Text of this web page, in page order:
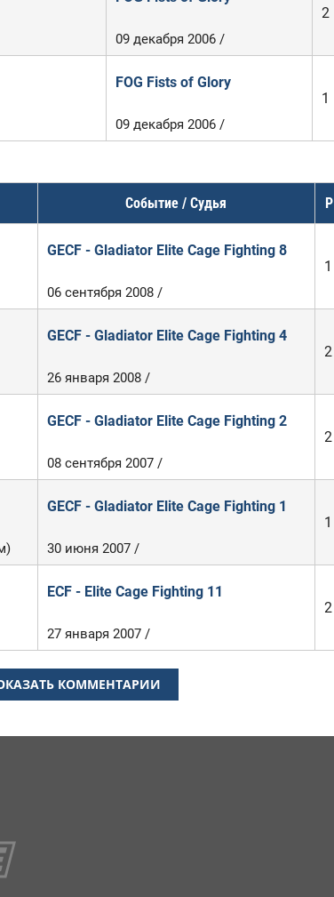
2
09 декабря 2006 /
FOG Fists of Glory
1
09 декабря 2006 /
Событие / Судья Р
GECF - Gladiator Elite Cage Fighting 8
1
06 сентября 2008 /
GECF - Gladiator Elite Cage Fighting 4
2
26 января 2008 /
GECF - Gladiator Elite Cage Fighting 2
2
08 сентября 2007 /
GECF - Gladiator Elite Cage Fighting 1
1
30 июня 2007 /
ECF - Elite Cage Fighting 11
2
27 января 2007 /
КОММЕНТАРИИ